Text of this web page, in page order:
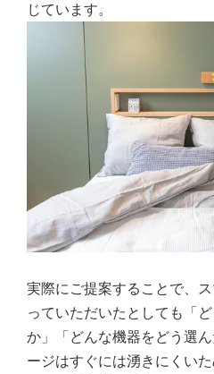
じています。
実際にご提案することで、
っていただいたとしても「
か」「どんな機器をどう選
ージはすぐには湧きにくい